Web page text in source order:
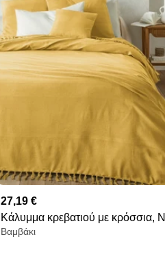
27,19 €
Κάλυμμα κρεβατιού με κρόσσια,
Βαμβάκι